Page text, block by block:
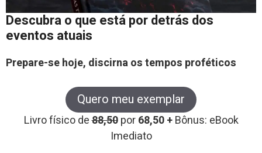
Descubra o que está por detrás dos
eventos atuais
Prepare-se hoje, discirna os tempos proféticos
Quero meu exemplar
Livro físico de88,50 por68,50 +Bônus: eBook
Imediato